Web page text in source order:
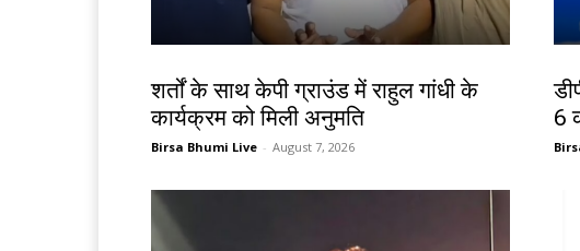
शर्तों के साथ केपी ग्राउंड में राहुल गांधी के
कार्यक्रम को मिली अनुमति
Birsa Bhumi Live - August 7, 2026
6